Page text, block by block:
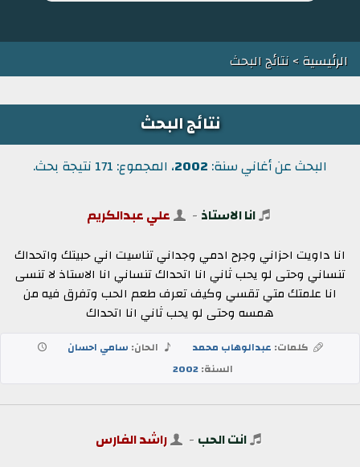
الرئيسية> نتائج البحث
نتائج البحث
البحث عن أغاني سنة: 2002، المجموع: 171 نتيجة بحث.
انا الاستاذ - علي عبدالكريم
انا داويت احزاني وجرح ادمي وجداني تناسيت اني حبيتك واتحداك
تنساني وحتى لو يحب ثاني انا اتحداك تنساني انا الاستاذ لا تنسى
انا علمتك متي تقسي وكيف تعرف طعم الحب وتفرق فيه من
همسه وحتى لو يحب ثاني انا اتحداك
كلمات: عبدالوهاب محمد الحان: سامي احسان
السنة:2002
انت الحب - راشد الفارس